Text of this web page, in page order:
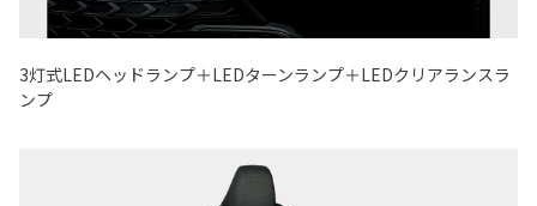
3灯式LEDヘッドランプ＋LEDターンランプ＋LEDクリアランスラ
ンプ